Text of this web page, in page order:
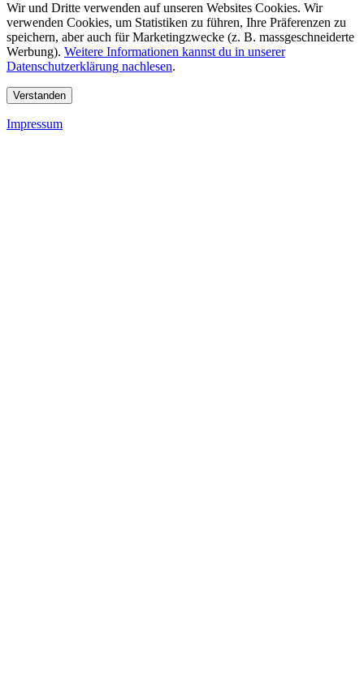
Wir und Dritte verwenden auf unseren Websites Cookies. Wir
verwenden Cookies, um Statistiken zu führen, Ihre Präferenzen zu
speichern, aber auch für Marketingzwecke (z. B. massgeschneiderte
Werbung). Weitere Informationen kannst du in unserer
Datenschutzerklärung nachlesen.
Verstanden
Impressum